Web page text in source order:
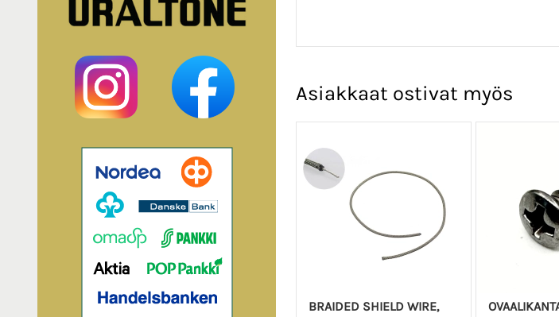
Asiakkaat ostivat myös
BRAIDED SHIELD WIRE,